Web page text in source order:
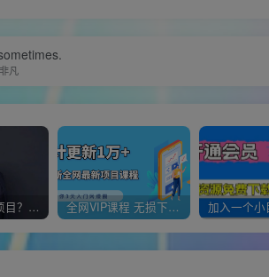
凡
您还在到处找项目？还在当韭菜？我靠经营“一个小目标网创商城”年入百W+，曾经我也负债累累! 全网VIP课程 无损下载~